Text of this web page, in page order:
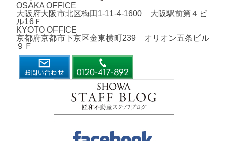
OSAKA OFFICE
大阪府大阪市北区梅田1-11-4-1600 大阪駅前第４ビ
ル16Ｆ
KYOTO OFFICE
京都府京都市下京区金東横町239 オリオン五条ビル
９Ｆ